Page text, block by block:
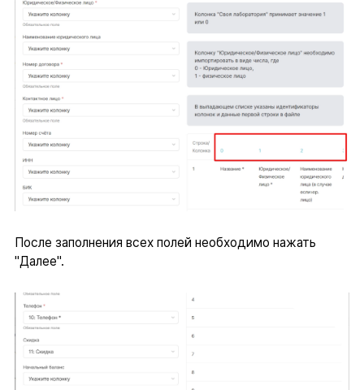
После заполнения всех полей необходимо нажать
"Далее".